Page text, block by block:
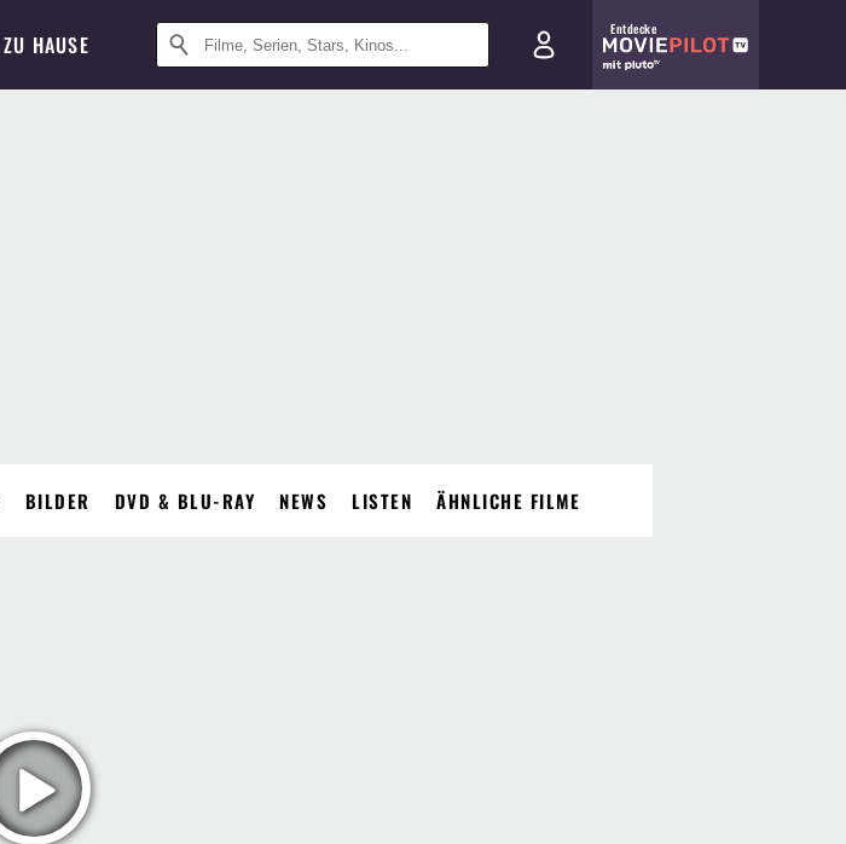
ZU HAUSE
Entdecke
BILDER DVD & BLU-RAY NEWS LISTEN ÄHNLICHE FILME